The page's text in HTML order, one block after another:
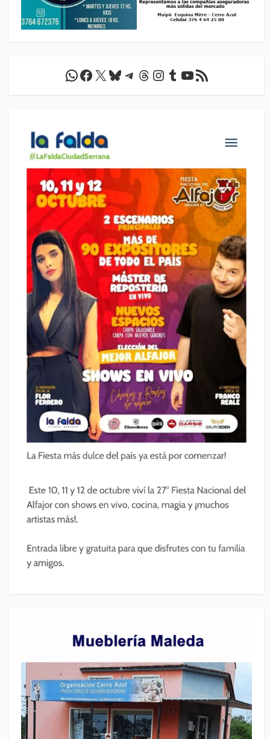
WhatsApp
Facebook
X Bluesky
Telegram
Threads
Instagram
Tumblr
YouTube
Feed RSS